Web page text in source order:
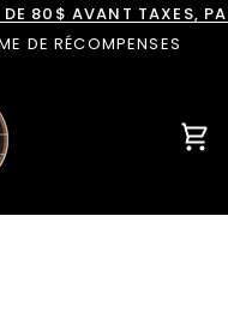
80$ AVANT TAXES,
DE RÉCOMPENSES